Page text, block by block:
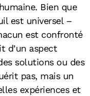
Bien que
est universel –
est confronté
d’un aspect
solutions ou des
pas, mais un
expériences et